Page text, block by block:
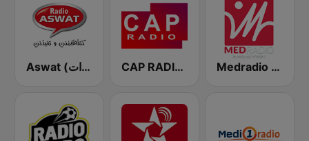
Aswat (أصوات) CAP RADIO MAROC Medradio (ميد راديو)